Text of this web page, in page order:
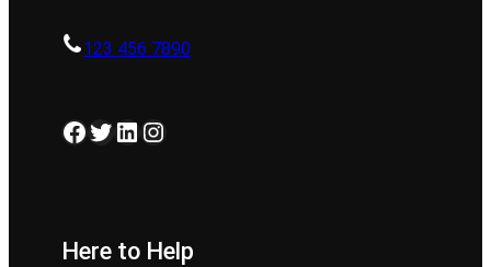
123 456 7890
Facebook Twitter LinkedIn Instagram
Here to Help